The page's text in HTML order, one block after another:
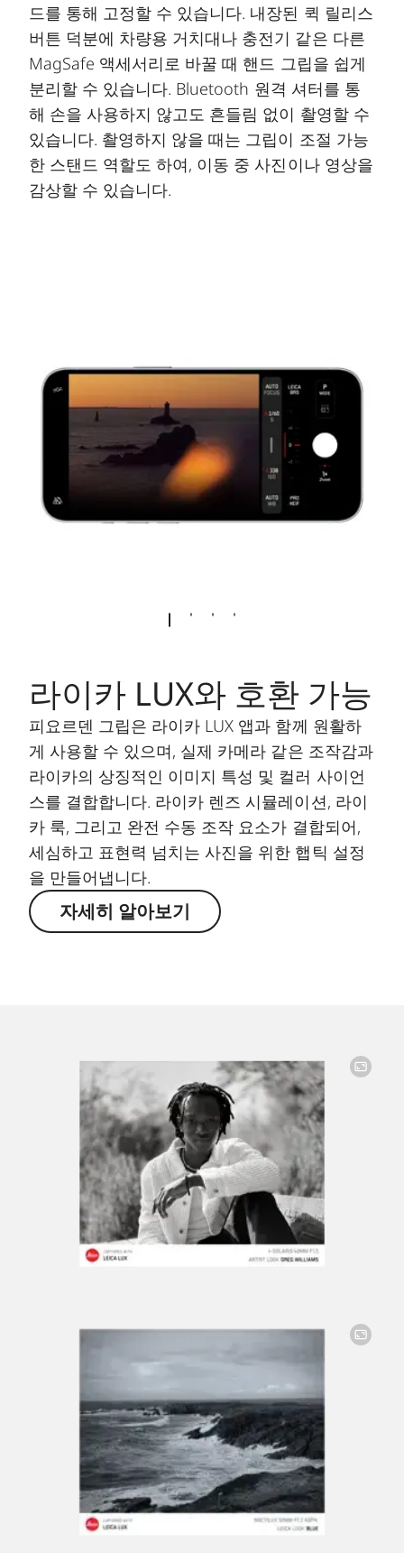
드를 통해 고정할 수 있습니다. 내장된 퀵 릴리스
버튼 덕분에 차량용 거치대나 충전기 같은 다른
MagSafe 액세서리로 바꿀 때 핸드 그립을 쉽게
분리할 수 있습니다. Bluetooth 원격 셔터를 통
해 손을 사용하지 않고도 흔들림 없이 촬영할 수
있습니다. 촬영하지 않을 때는 그립이 조절 가능
한 스탠드 역할도 하여, 이동 중 사진이나 영상을
감상할 수 있습니다.
라이카 LUX와 호환 가능
피요르덴 그립은 라이카 LUX 앱과 함께 원활하
게 사용할 수 있으며, 실제 카메라 같은 조작감과
라이카의 상징적인 이미지 특성 및 컬러 사이언
스를 결합합니다. 라이카 렌즈 시뮬레이션, 라이
카 룩, 그리고 완전 수동 조작 요소가 결합되어,
세심하고 표현력 넘치는 사진을 위한 햅틱 설정
을 만들어냅니다.
자세히 알아보기